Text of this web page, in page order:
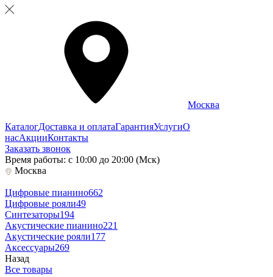
Москва
КаталогДоставка и оплатаГарантияУслугиО
насАкцииКонтакты
Заказать звонок
Время работы: с 10:00 до 20:00 (Мск)
Москва
Цифровые пианино662
Цифровые рояли49
Синтезаторы194
Акустические пианино221
Акустические рояли177
Аксессуары269
Назад
Все товары